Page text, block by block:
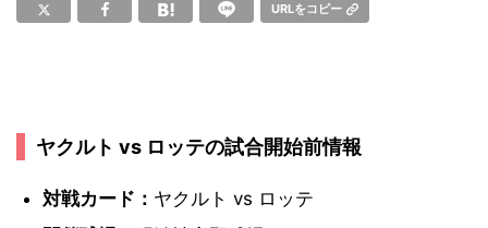
URLをコピー
ヤクルト vs ロッテの試合開始前情報
対戦カード： ヤクルト vs ロッテ